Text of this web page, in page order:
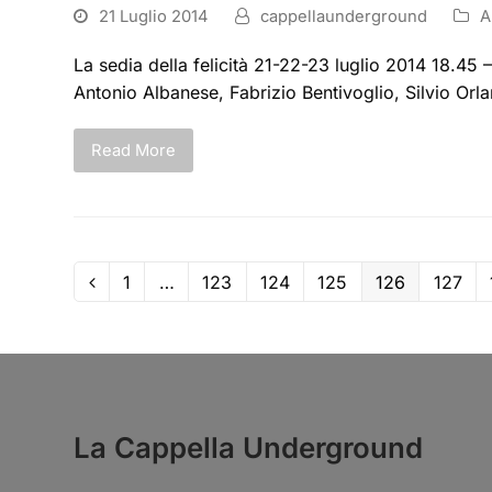
21 Luglio 2014 cappellaunderground
La sedia della felicità 21-22-23 luglio 2014 18.45
Antonio Albanese, Fabrizio Bentivoglio, Silvio
Read More
1 … 123 124 125 126 127
La Cappella Underground